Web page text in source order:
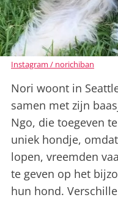
Instagram / norichiban
Nori woont in
samen met zijn
Ngo, die toegeven
uniek hondje,
lopen, vreemden
te geven op het
hun hond.